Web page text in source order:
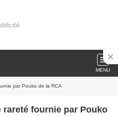
MENU
par Pouko de la RCA
rareté fournie par Pouko